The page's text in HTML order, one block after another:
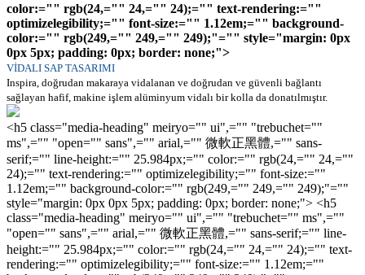
color:="" rgb(24,="" 24,="" 24);="" text-rendering:=""
optimizelegibility;="" font-size:="" 1.12em;="" background-
color:="" rgb(249,="" 249,="" 249);"="" style="margin: 0px
0px 5px; padding: 0px; border: none;">
VİDALI SAP TASARIMI
Inspira, doğrudan makaraya vidalanan ve doğrudan ve güvenli bağlantı
sağlayan hafif, makine işlem alüminyum vidalı bir kolla da donatılmıştır.
<h5 class="media-heading" meiryo="" ui",="" "trebuchet=""
ms",="" "open="" sans",="" arial,="" 微軟正黑體,="" sans-
serif;="" line-height:="" 25.984px;="" color:="" rgb(24,="" 24,=""
24);="" text-rendering:="" optimizelegibility;="" font-size:=""
1.12em;="" background-color:="" rgb(249,="" 249,="" 249);"=""
style="margin: 0px 0px 5px; padding: 0px; border: none;"> <h5
class="media-heading" meiryo="" ui",="" "trebuchet="" ms",=""
"open="" sans",="" arial,="" 微軟正黑體,="" sans-serif;="" line-
height:="" 25.984px;="" color:="" rgb(24,="" 24,="" 24);="" text-
rendering:="" optimizelegibility;="" font-size:="" 1.12em;=""